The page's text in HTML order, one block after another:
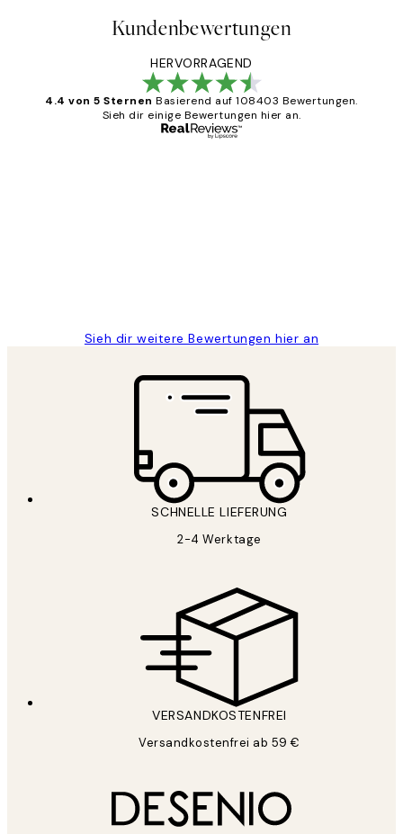
Kundenbewertungen
HERVORRAGEND
4.4 von 5 Sternen Basierend auf 108403 Bewertungen.
Sieh dir einige Bewertungen hier an.
Sieh dir weitere Bewertungen hier an
SCHNELLE LIEFERUNG
2-4 Werktage
VERSANDKOSTENFREI
Versandkostenfrei ab 59 €